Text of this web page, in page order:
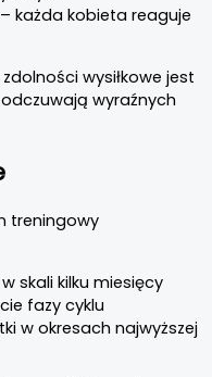
każda kobieta reaguje
wysiłkowe jest
wyraźnych
treningowy
skali kilku miesięcy
fazy cyklu
w okresach najwyższej